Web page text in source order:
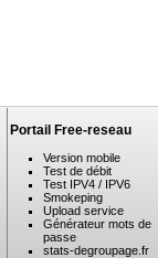
Portail Free-reseau
Version mobile
Test de débit
Test IPV4 / IPV6
Smokeping
Upload service
Générateur mots de
passe
stats-degroupage.fr